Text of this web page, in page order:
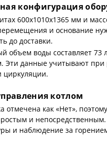
конфигурация
600x1010x1365 мм и
и основание
до доставки.
объем воды составляет 73
Эти данные учитывают при
циркуляции.
котлом
отмечена как «Нет»,
и
и наблюдение за